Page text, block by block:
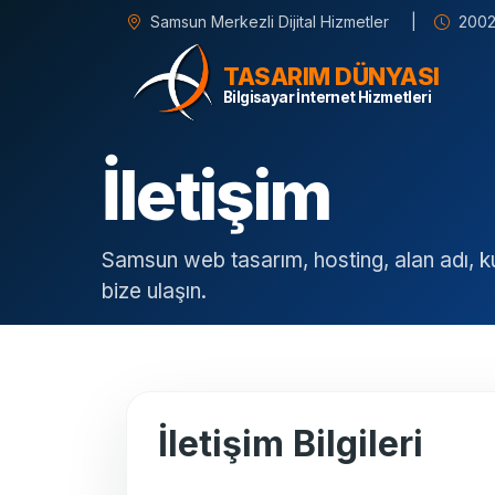
Samsun Merkezli Dijital Hizmetler
TASARIM DÜNYASI
Bilgisayar İnternet Hizmetleri
İletişim
Samsun web tasarım, hosting, alan
bize ulaşın.
İletişim Bilgileri